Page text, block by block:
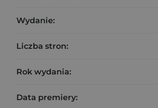
Wydanie:
Liczba stron:
Rok wydania:
Data premiery: